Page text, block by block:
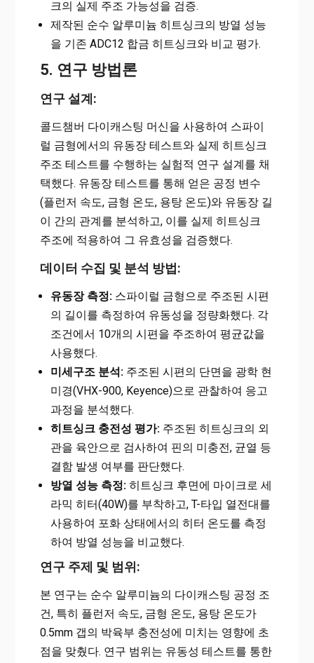
크의 실제 주조 가능성을 검증.
제작된 순수 알루미늄 히트싱크의 방열 성능
을 기존 ADC12 합금 히트싱크와 비교 평가.
5. 연구 방법론
연구 설계:
콜드챔버 다이캐스팅 머신을 사용하여 스파이
럴 금형에서의 유동장 테스트와 실제 히트싱크
주조 테스트를 수행하는 실험적 연구 설계를 채
택했다. 유동장 테스트를 통해 얻은 공정 변수
(플런저 속도, 금형 온도, 용탕 온도)와 유동장 길
이 간의 관계를 분석하고, 이를 실제 히트싱크
주조에 적용하여 그 유효성을 검증했다.
데이터 수집 및 분석 방법:
유동장 측정:스파이럴 금형으로 주조된 시편
의 길이를 측정하여 유동성을 정량화했다. 각
조건에서 10개의 시편을 주조하여 평균값을
사용했다.
미세구조 분석:주조된 시편의 단면을 광학 현
미경(VHX-900, Keyence)으로 관찰하여 응고
과정을 분석했다.
히트싱크 충전성 평가:주조된 히트싱크의 외
관을 육안으로 검사하여 핀의 미충전, 균열 등
결함 발생 여부를 판단했다.
방열 성능 측정:히트싱크 후면에 마이크로 세
라믹 히터(40W)를 부착하고, T-타입 열전대를
사용하여 포화 상태에서의 히터 온도를 측정
하여 방열 성능을 비교했다.
연구 주제 및 범위:
본 연구는 순수 알루미늄의 다이캐스팅 공정 조
건, 특히 플런저 속도, 금형 온도, 용탕 온도가
0.5mm 갭의 박육부 충전성에 미치는 영향에 초
점을 맞췄다. 연구 범위는 유동성 테스트를 통한